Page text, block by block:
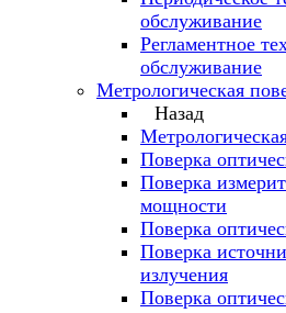
обслуживание
Регламентное
обслуживание
Метрологическая
Назад
Поверка
Поверка
мощности
Поверка
Поверка
излучения
Поверка